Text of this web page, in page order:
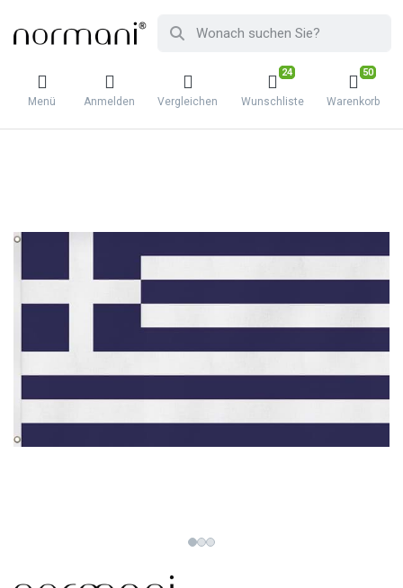
Menü Anmelden Vergleichen
24
Wunschliste
50
Warenkorb